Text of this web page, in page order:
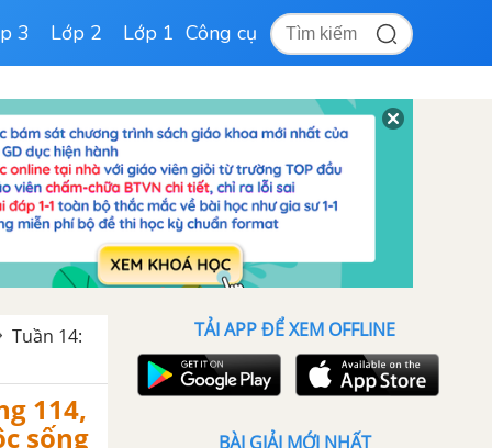
3 Lớp 2 Lớp 1 Công cụ
Tuần 14:
114,
sống
TẢI APP ĐỂ XEM OFFLINE
BÀI GIẢI MỚI NHẤT